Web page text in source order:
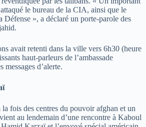
le bureau de la CIA, ainsi que le
Défense », a déclaré un porte-parole des
avait retenti dans la ville vers 6h30 (heure
haut-parleurs de l’ambassade
messages d’alerte.
la fois des centres du pouvoir afghan et un
au lendemain d’une rencontre à Kaboul